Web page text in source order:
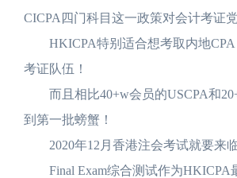
CICPA四门科目这一政策对会计考证
HKICPA特别适合想考取内地CPA
考证队伍！
而且相比40+w会员的USCPA和
到第一批螃蟹！
2020年12月香港注会考试就要来临
Final Exam综合测试作为HKICPA